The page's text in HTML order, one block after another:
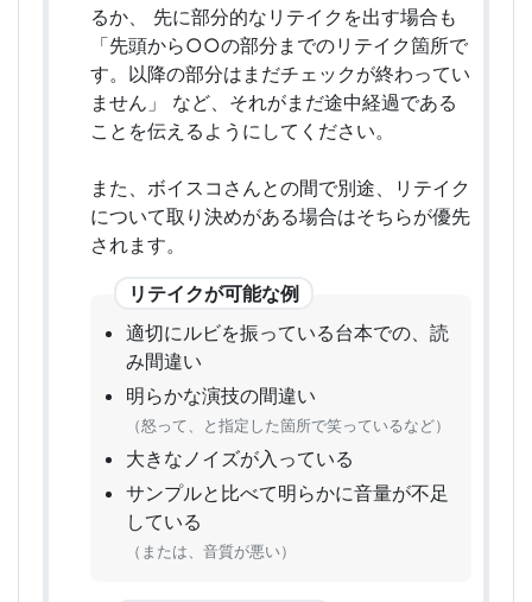
るか、 先に部分的なリテイクを出す場合も
「先頭から○○の部分までのリテイク箇所で
す。以降の部分はまだチェックが終わってい
ません」 など、それがまだ途中経過である
ことを伝えるようにしてください。
また、ボイスコさんとの間で別途、リテイク
について取り決めがある場合はそちらが優先
されます。
リテイクが可能な例
適切にルビを振っている台本での、読
み間違い
明らかな演技の間違い
（怒って、と指定した箇所で笑っているなど）
大きなノイズが入っている
サンプルと比べて明らかに音量が不足
している
（または、音質が悪い）